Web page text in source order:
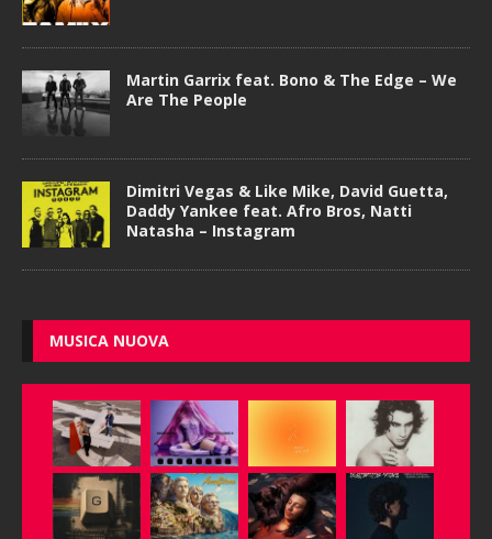
Martin Garrix feat. Bono & The Edge – We
Are The People
Dimitri Vegas & Like Mike, David Guetta,
Daddy Yankee feat. Afro Bros, Natti
Natasha – Instagram
MUSICA NUOVA